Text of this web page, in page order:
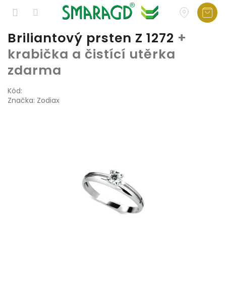
Přejít
obsah
Briliantový prsten Z 1272 +
krabička a čistící utěrka
zdarma
Kód:
Značka: Zodiax